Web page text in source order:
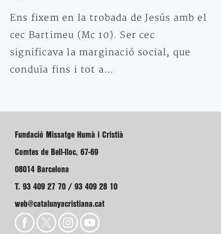
Ens fixem en la trobada de Jesús amb el
cec Bartimeu (Mc 10). Ser cec
significava la marginació social, que
conduïa fins i tot a…
Fundació Missatge Humà i Cristià
Comtes de Bell-lloc, 67-69
08014 Barcelona
T. 93 409 27 70 / 93 409 28 10
web@catalunyacristiana.cat